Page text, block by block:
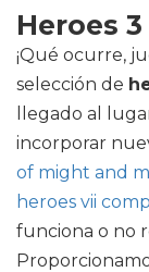
Heroes
¡Qué ocurre,
selección de
llegado al
incorporar
of might and
heroes vii
funciona o no